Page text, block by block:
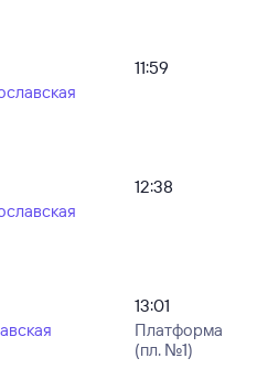
11:59
12:38
13:01
Платформа
(пл. №1)